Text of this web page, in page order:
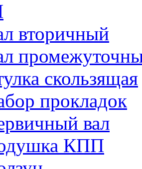
вторичный
скользящая
прокладок
вал
КПП